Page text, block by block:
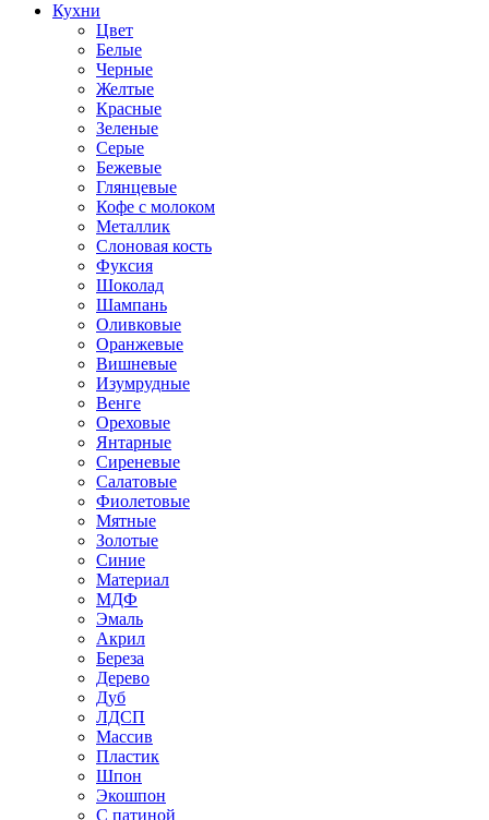
Кухни
Цвет
Белые
Черные
Желтые
Красные
Зеленые
Серые
Бежевые
Глянцевые
Кофе с молоком
Металлик
Слоновая кость
Фуксия
Шоколад
Шампань
Оливковые
Оранжевые
Вишневые
Изумрудные
Венге
Ореховые
Янтарные
Сиреневые
Салатовые
Фиолетовые
Мятные
Золотые
Синие
Материал
МДФ
Эмаль
Акрил
Береза
Дерево
Дуб
ЛДСП
Массив
Пластик
Шпон
Экошпон
С патиной